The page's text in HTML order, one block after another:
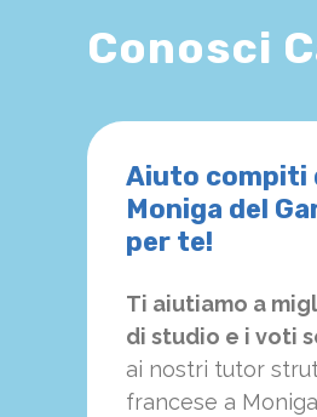
Conosci
Aiuto compiti
Moniga del
per te!
Ti aiutiamo a
di studio e i voti
ai nostri tutor
francese a